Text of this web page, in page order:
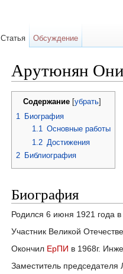
Арутюнян
Содержание убрать
1 Биография
1.1 Основные работы
1.2 Достижения
2 Библиография
Биография
Родился 6 июня 1921 года в
Участник Великой
Окончил ЕрПИ в 1968г.
Заместитель председателя
Статья Обсуждение